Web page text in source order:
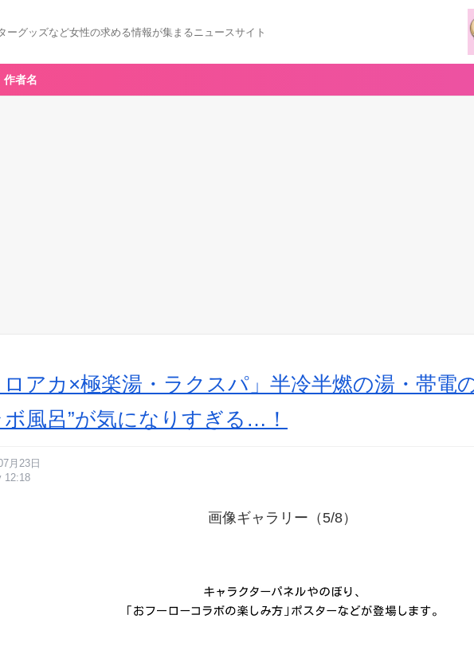
ーグッズなど女性の求める情報が集まるニュースサイト
作者名
ロアカ×極楽湯・ラクスパ」半冷半燃の湯・帯電
ボ風呂”が気になりすぎる…！
月23日
12:18
画像ギャラリー（5/8）